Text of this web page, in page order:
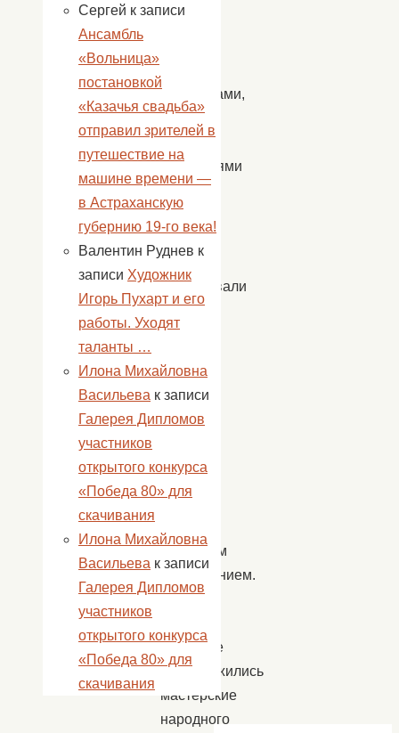
хороводами,
играми
и
угощениями
—
так
в
народе
праздновали
Пасху.
Русские
прочно
в
жизнь,
стали
духовным
обрамлением.
Повсюду
подворье
расположились
мастерские
народного
Сергей к записи
Ансамбль
«Вольница»
постановкой
«Казачья свадьба»
отправил зрителей в
путешествие на
машине времени —
в Астраханскую
губернию 19-го века!
Валентин Руднев к
записи Художник
Игорь Пухарт и его
работы. Уходят
таланты …
Илона Михайловна
Васильева к записи
Галерея Дипломов
участников
открытого конкурса
«Победа 80» для
скачивания
Илона Михайловна
Васильева к записи
Галерея Дипломов
участников
открытого конкурса
«Победа 80» для
скачивания